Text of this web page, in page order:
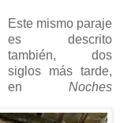
Este mismo paraje
es descrito
también, dos
siglos más tarde,
en Noches